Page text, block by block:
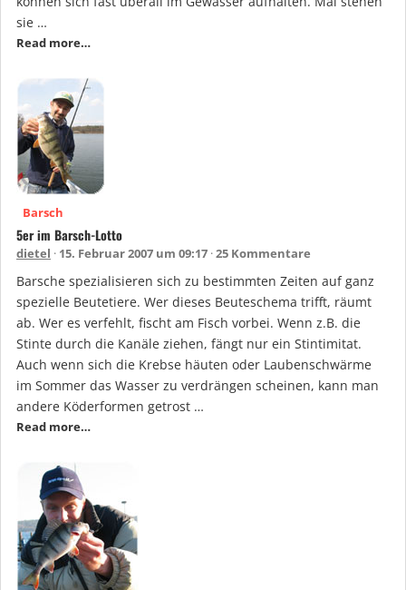
sie …
Read more…
Barsch
5er im Barsch-Lotto
dietel 15. Februar 2007 um 09:17 25 Kommentare
Barsche spezialisieren sich zu bestimmten Zeiten auf ganz
spezielle Beutetiere. Wer dieses Beuteschema trifft, räumt
ab. Wer es verfehlt, fischt am Fisch vorbei. Wenn z.B. die
Stinte durch die Kanäle ziehen, fängt nur ein Stintimitat.
Auch wenn sich die Krebse häuten oder Laubenschwärme
im Sommer das Wasser zu verdrängen scheinen, kann man
andere Köderformen getrost …
Read more…